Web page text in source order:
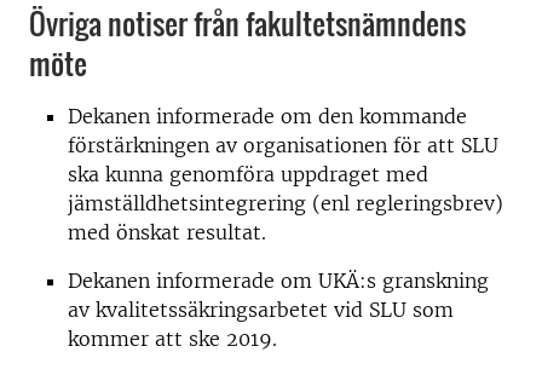
Övriga notiser från fakultetsnämndens
möte
Dekanen informerade om den kommande
förstärkningen av organisationen för att SLU
ska kunna genomföra uppdraget med
jämställdhetsintegrering (enl regleringsbrev)
med önskat resultat.
Dekanen informerade om UKÄ:s granskning
av kvalitetssäkringsarbetet vid SLU som
kommer att ske 2019.